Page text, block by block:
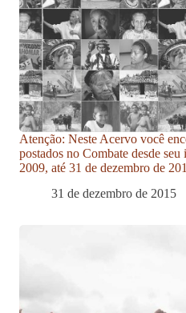
Atenção: Neste Acervo você
postados no Combate desde
2009, até 31 de dezembro de
31 de dezembro de 2015